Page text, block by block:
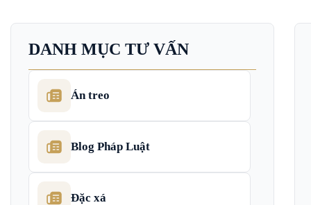
DANH MỤC TƯ VẤN
Án treo
Blog Pháp Luật
Đặc xá